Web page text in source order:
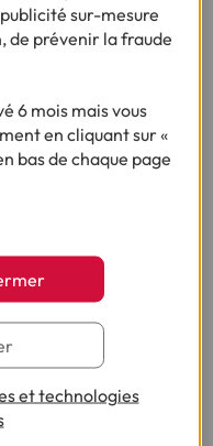
sur-mesure
de prévenir la fraude
6 mois mais vous
en cliquant sur «
bas de chaque page
et technologies